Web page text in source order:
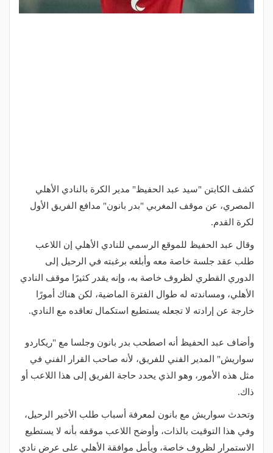
كشف الكابتن "سيد عبد الحفيظ" مدير الكرة بالنادي الأهلي
المصري، عن موقف المغربي "بدر بانون" مدافع الفريق الأول
لكرة القدم.
وقال عبد الحفيظ للموقع الرسمي للنادي الأهلي إن اللاعب
طلب عقد جلسة خاصة معه وأبلغه برغبته في الرحيل إلى
الدوري القطري لظروف خاصة به، وإنه يقدر كثيرًا موقف النادي
الأهلي، ومساندته له طوال الفترة الماضية، لكن هناك أمورًا
خارجة عن إرادته لا تجعله يستطيع استكمال تعاقده مع النادي.
وأضاف عبد الحفيظ أنه اصطحب بدر بانون وجلسا مع "ريكاردو
سواريش" المدير الفني للفريق، لأنه صاحب القرار الفني في
مثل هذه الأمور، وهو الذي يحدد حاجة الفريق إلى هذا اللاعب أو
ذاك.
وتحدث سواريش مع بانون لمعرفة أسباب طلب الأخير الرحيل،
وفي هذا التوقيت بالذات، وأوضح اللاعب موقفه بأنه لا يستطيع
الاستمرار لظروف خاصة، ويأمل موافقة الأهلي على عرض نادي